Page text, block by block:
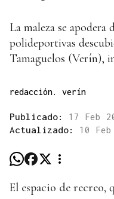
La maleza se apodera
polideportivas
Tamaguelos (Verín),
redacción. verín
Publicado: 17 Feb
Actualizado: 10
El espacio de recreo,